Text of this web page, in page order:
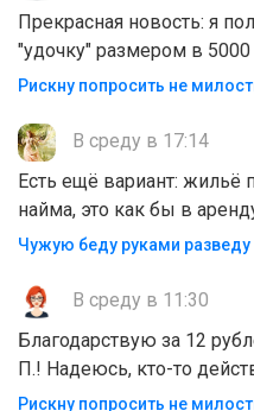
Прекрасная новость: я
"удочку" размером в 5000
Рискну попросить не
В среду в 17:14
Есть ещё вариант: жильё
найма, это как бы в
Чужую беду руками разведу
В среду в 11:30
Благодарствую за 12
П.! Надеюсь, кто-то
Рискну попросить не